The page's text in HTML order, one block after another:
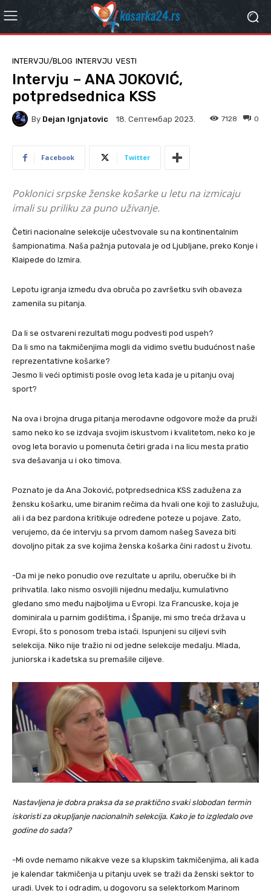
INTERVJU/BLOG INTERVJU VESTI
Intervju – ANA JOKOVIĆ,
potpredsednica KSS
By Dejan Ignjatovic 18. Септембар 2023. 0
7128
Facebook Twitter
Poklonici srpske ženske košarke u letu na izmicaju
imali su priliku za puno uživanje.
Četiri nacionalne selekcije učestvovale su na kontinentalnim
šampionatima. Naša pažnja putovala je od Ljubljane, preko Konje i
Klaipede do Izmira.
Lepotu igranja između dva obruča po završetku svih obaveza
zamenila su pitanja.
Da li se ostvareni rezultati mogu podvesti pod uspeh?
Da li smo na takmičenjima mogli da vidimo svetlu budućnost naše
reprezentativne košarke?
Jesmo li veći optimisti posle ovog leta kada je u pitanju ovaj
sport?
Na ova i brojna druga pitanja merodavne odgovore može da pruži
samo neko ko se izdvaja svojim iskustvom i kvalitetom, neko ko je
ovog leta boravio u pomenuta četiri grada i na licu mesta pratio
sva dešavanja u i oko timova.
Poznato je da Ana Joković, potpredsednica KSS zadužena za
žensku košarku, ume biranim rečima da hvali one koji to zaslužuju,
ali i da bez pardona kritikuje određene poteze u pojave. Zato,
verujemo, da će intervju sa prvom damom našeg Saveza biti
dovoljno pitak za sve kojima ženska košarka čini radost u životu.
-Da mi je neko ponudio ove rezultate u aprilu, oberučke bi ih
prihvatila. Iako nismo osvojili nijednu medalju, kumulativno
gledano smo među najboljima u Evropi. Iza Francuske, koja je
dominirala u parnim godištima, i Španije, mi smo treća država u
Evropi, što s ponosom treba istaći. Ispunjeni su ciljevi svih
selekcija. Niko nije tražio ni od jedne selekcije medalju. Mlada,
juniorska i kadetska su premašile ciljeve.
Nastavljena je dobra praksa da se praktično svaki slobodan termin
iskoristi za okupljanje nacionalnih selekcija. Kako je to izgledalo ove
godine do sada?
-Mi ovde nemamo nikakve veze sa klupskim takmičenjima, ali kada
je kalendar takmičenja u pitanju uvek se traži da ženski sektor to
uradi. Uvek to i odradim, u dogovoru sa selektorkom Marinom